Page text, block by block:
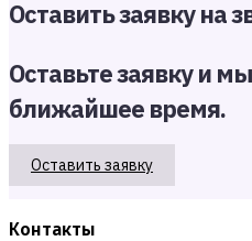
Оставить заявку на
Оставьте заявку и
ближайшее время.
Оставить заявку
Контакты